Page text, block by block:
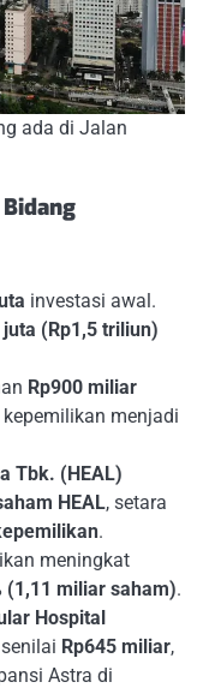
ada di Jalan
investasi awal.
juta (Rp1,5 triliun)
Rp900 miliar
menjadi
Tbk. (HEAL)
HEAL, setara
.
meningkat
(1,11 miliar saham).
Hospital
Rp645 miliar,
Astra di